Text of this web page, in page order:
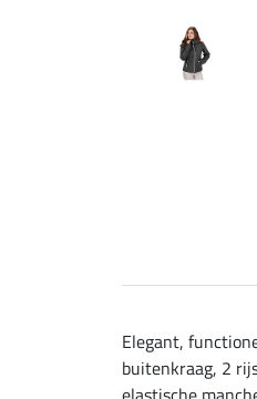
Elegant,
buitenkraag, 2